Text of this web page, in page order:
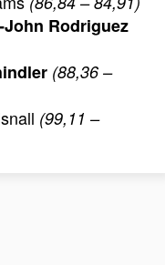
John Rodriguez
(88,36 –
(99,11 –